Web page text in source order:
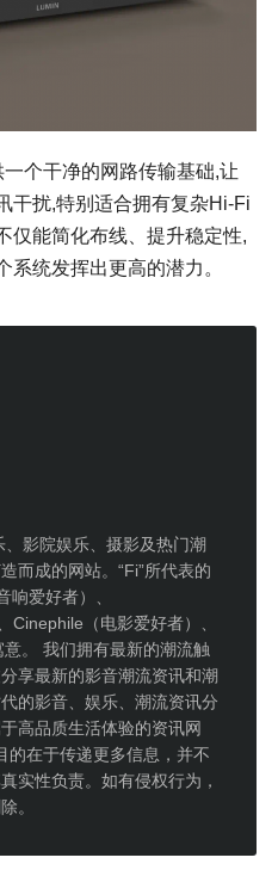
个干净的网路传输基础,让
干扰,特别适合拥有复杂Hi-Fi
仅能简化布线、提升稳定性,
统发挥出更高的潜力。
影院娱乐、摄影及热门潮
而成的网站。“Fi”所代表的
响爱好者）、
Cinephile（电影爱好者）、
。 我们拥有最新的潮流触
享最新的影音潮流资讯和潮
的影音、娱乐、潮流资讯分
高品质生活体验的资讯网
的在于传递更多信息，并不
实性负责。如有侵权行为，
。